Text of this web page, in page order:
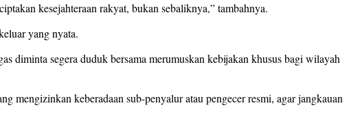
kesejahteraan rakyat, bukan sebaliknya,” tambahnya.
yang nyata.
diminta segera duduk bersama merumuskan kebijakan khusus bagi wilayah
mengizinkan keberadaan sub-penyalur atau pengecer resmi, agar jangkauan